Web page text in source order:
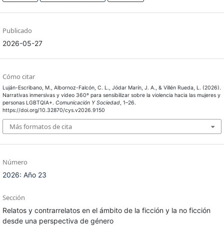
Publicado
2026-05-27
Cómo citar
Luján-Escribano, M., Albornoz-Falcón, C. L., Jódar Marín, J. A., & Villén Rueda, L. (2026).
Narrativas inmersivas y video 360º para sensibilizar sobre la violencia hacia las mujeres y
personas LGBTQIA+. Comunicación Y Sociedad, 1–26.
https://doi.org/10.32870/cys.v2026.9150
Más formatos de cita
Número
2026: Año 23
Sección
Relatos y contrarrelatos en el ámbito de la ficción y la no ficción
desde una perspectiva de género